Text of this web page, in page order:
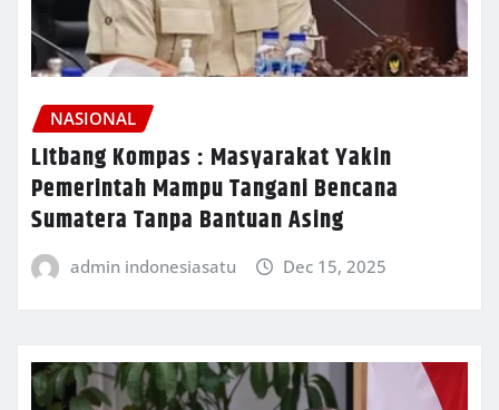
NASIONAL
LItbang Kompas : Masyarakat Yakin
Pemerintah Mampu Tangani Bencana
Sumatera Tanpa Bantuan Asing
admin indonesiasatu Dec 15, 2025